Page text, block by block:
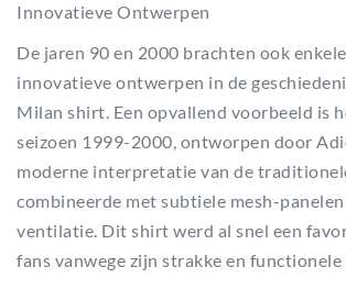
Innovatieve Ontwerpen
De jaren 90 en 2000 brachten ook
innovatieve ontwerpen in de
Milan shirt. Een opvallend voorbeeld is
seizoen 1999-2000, ontworpen door
moderne interpretatie van de
combineerde met subtiele mesh-
ventilatie. Dit shirt werd al snel een
fans vanwege zijn strakke en